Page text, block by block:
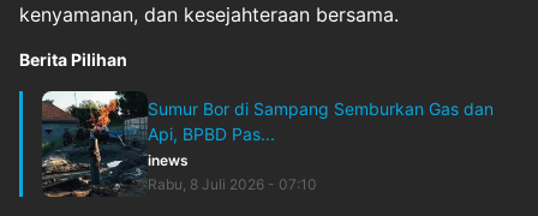
kenyamanan, dan kesejahteraan bersama.
Berita Pilihan
Sumur Bor di Sampang Semburkan Gas dan
Api, BPBD Pas...
inews
Rabu, 8 Juli 2026 - 07:10